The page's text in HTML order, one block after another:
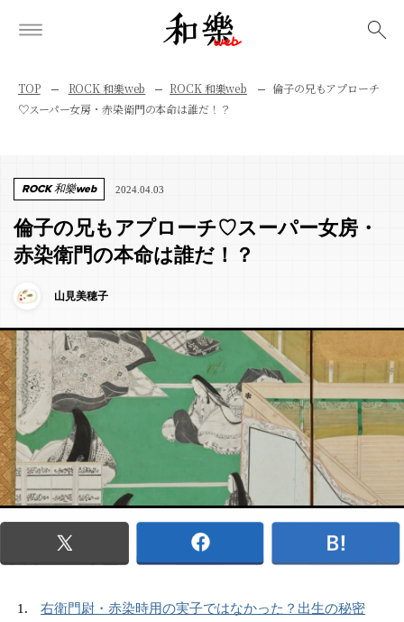
TOP ROCK 和樂web ROCK 和樂web
倫子の兄もアプローチ
♡スーパー女房・赤染衛門の本命は誰だ！？
ROCK 和樂web 2024.04.03
倫子の兄もアプローチ♡スーパー女房・
赤染衛門の本命は誰だ！？
山見美穂子
右衛門尉・赤染時用の実子ではなかった？出生の秘密